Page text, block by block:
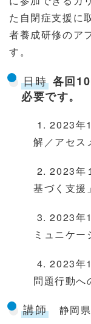
た自閉症支援に
者養成研修のア
す。
日時 各回
必要です。
1. 2023年
解／アセス
2. 2023年
基づく支援」
3. 2023年
ミュニケー
4. 2023年
問題行動へ
講師
静岡県